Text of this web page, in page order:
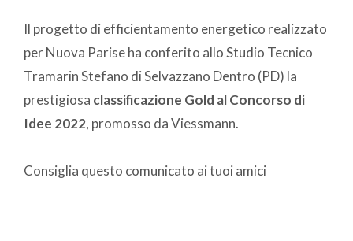
Il progetto di efficientamento energetico realizzato
per Nuova Parise ha conferito allo Studio Tecnico
Tramarin Stefano di Selvazzano Dentro (PD) la
prestigiosa classificazione Gold al Concorso di
Idee 2022, promosso da Viessmann.
Consiglia questo comunicato ai tuoi amici